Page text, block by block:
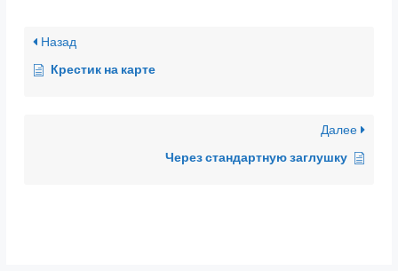
Назад
Крестик на карте
Далее
Через стандартную заглушку